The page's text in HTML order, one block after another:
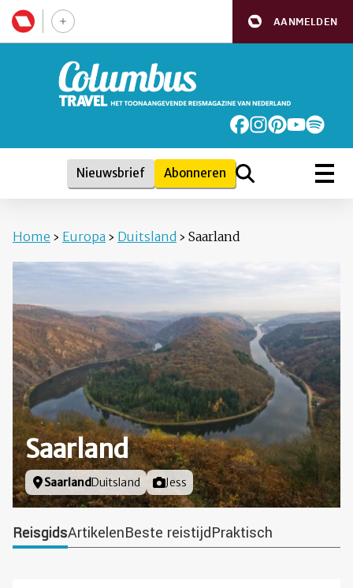
AANMELDEN
Nieuwsbrief Abonneren
Home › Europa › Duitsland › Saarland
Saarland
Locatie
Saarland Duitsland Foto door
Jess
ReisgidsArtikelenBeste reistijdPraktisch